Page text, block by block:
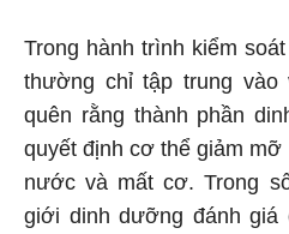
Trong hành trình kiểm
thường chỉ tập trung vào
quên rằng thành phần
quyết định cơ thể giảm
nước và mất cơ. Trong
giới dinh dưỡng đánh giá